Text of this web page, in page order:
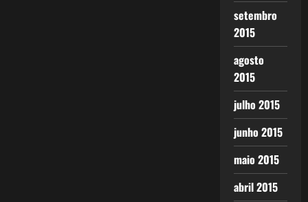
setembro
2015
agosto
2015
julho 2015
junho 2015
maio 2015
abril 2015